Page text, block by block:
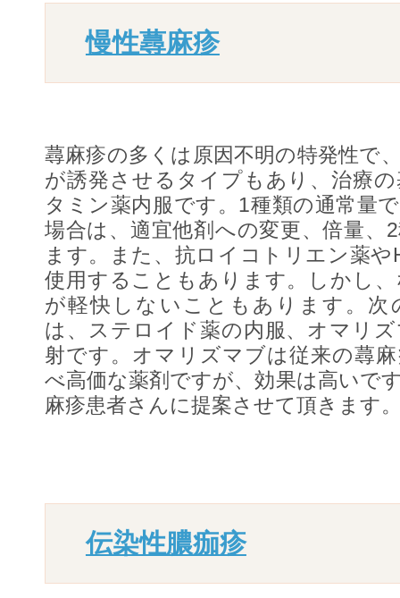
慢性蕁麻疹
蕁麻疹の多くは原因不明の特発性で
が誘発させるタイプもあり、治療
タミン薬内服です。1種類の通常量
場合は、適宜他剤への変更、倍量、
ます。また、抗ロイコトリエン薬や
使用することもあります。しかし
が軽快しないこともあります。次
は、ステロイド薬の内服、オマリ
射です。オマリズマブは従来の蕁
べ高価な薬剤ですが、効果は高いで
麻疹患者さんに提案させて頂きます
伝染性膿痂疹